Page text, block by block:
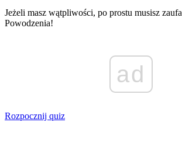
Jeżeli masz wątpliwości, po prostu musisz
Powodzenia!
ad
Rozpocznij quiz